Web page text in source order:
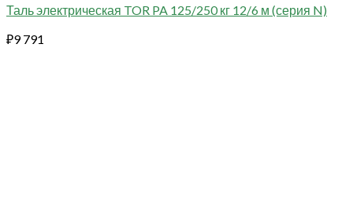
Таль электрическая TOR PA 125/250 кг 12/6 м (серия N)
₽9 791